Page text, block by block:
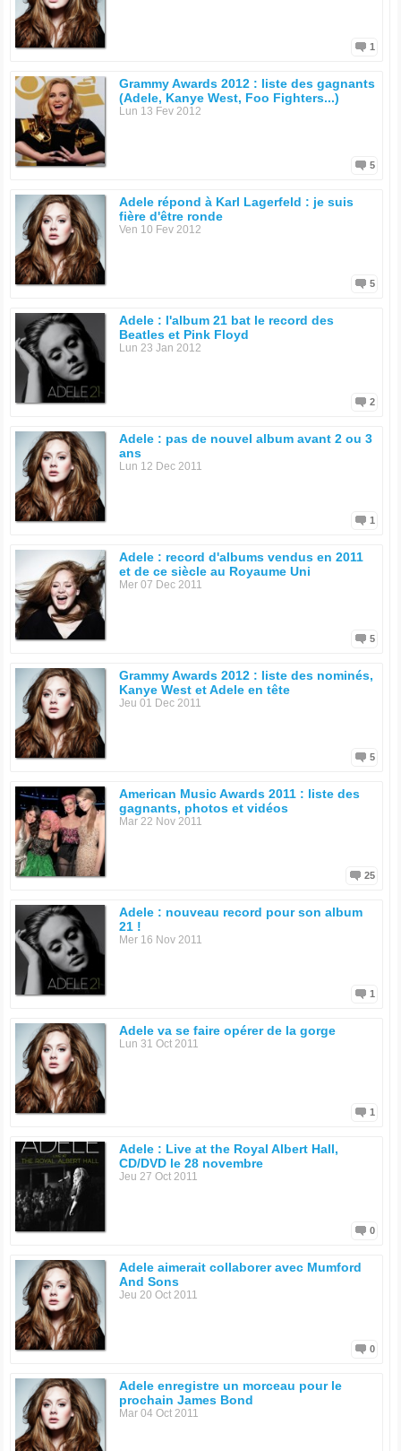
1
Grammy Awards 2012 : liste des gagnants
(Adele, Kanye West, Foo Fighters...)
Lun 13 Fev 2012
5
Adele répond à Karl Lagerfeld : je suis
fière d'être ronde
Ven 10 Fev 2012
5
Adele : l'album 21 bat le record des
Beatles et Pink Floyd
Lun 23 Jan 2012
2
Adele : pas de nouvel album avant 2 ou 3
ans
Lun 12 Dec 2011
1
Adele : record d'albums vendus en 2011
et de ce siècle au Royaume Uni
Mer 07 Dec 2011
5
Grammy Awards 2012 : liste des nominés,
Kanye West et Adele en tête
Jeu 01 Dec 2011
5
American Music Awards 2011 : liste des
gagnants, photos et vidéos
Mar 22 Nov 2011
25
Adele : nouveau record pour son album
21 !
Mer 16 Nov 2011
1
Adele va se faire opérer de la gorge
Lun 31 Oct 2011
1
Adele : Live at the Royal Albert Hall,
CD/DVD le 28 novembre
Jeu 27 Oct 2011
0
Adele aimerait collaborer avec Mumford
And Sons
Jeu 20 Oct 2011
0
Adele enregistre un morceau pour le
prochain James Bond
Mar 04 Oct 2011